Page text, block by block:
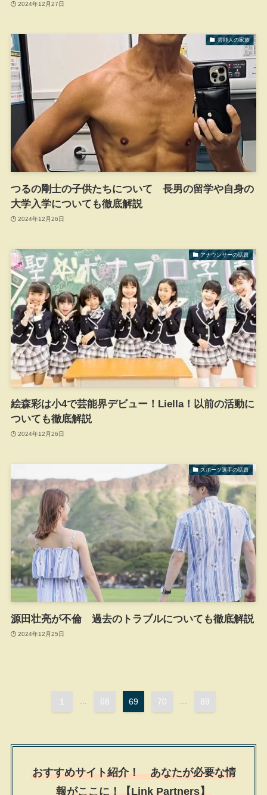
2024年12月27日
芸能人の家族
つるの剛士の子供たちについて 長男の留学や自身の
大学入学についても徹底解説
2024年12月26日
アナウンサーの話題
絵森彩は小4で芸能界デビュー！Liella！以前の活動に
ついても徹底解説
2024年12月26日
スポーツ選手の話題
源田壮亮が不倫 過去のトラブルについても徹底解説
2024年12月25日
1 68 69 70 89
おすすめサイト紹介！ あなたが必要な情
報がここに！【Link Partners】